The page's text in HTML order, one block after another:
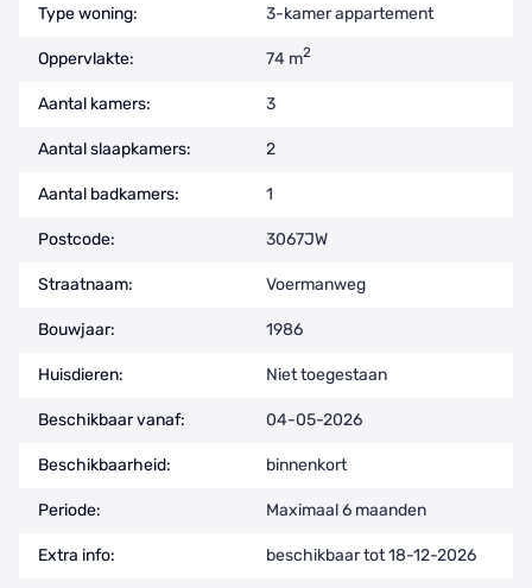
Type woning: 3-kamer appartement
Oppervlakte: 74 m2
Aantal kamers: 3
Aantal slaapkamers: 2
Aantal badkamers: 1
Postcode: 3067JW
Straatnaam: Voermanweg
Bouwjaar: 1986
Huisdieren: Niet toegestaan
Beschikbaar vanaf: 04-05-2026
Beschikbaarheid: binnenkort
Periode: Maximaal 6 maanden
Extra info: beschikbaar tot 18-12-2026